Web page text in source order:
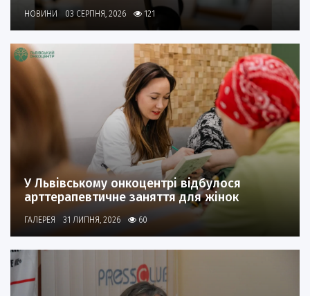
НОВИНИ 03 СЕРПНЯ, 2026 121
У Львівському онкоцентрі відбулося
арттерапевтичне заняття для жінок
ГАЛЕРЕЯ 31 ЛИПНЯ, 2026 60